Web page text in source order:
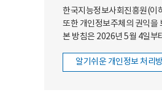
한국지능정보사회진흥원(이
또한 개인정보주체의 권익을
본 방침은 2026년 5월 4일부
알기쉬운 개인정보 처리